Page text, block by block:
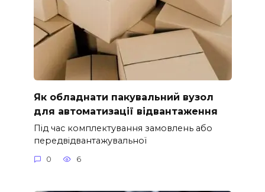
Як обладнати пакувальний вузол
для автоматизації відвантаження
Під час комплектування замовлень або
передвідвантажувальної
0 6